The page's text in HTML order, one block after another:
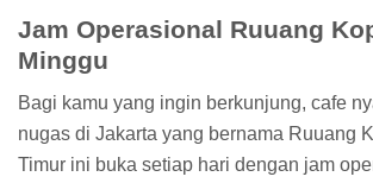
Jam Operasional Ruuang
Minggu
Bagi kamu yang ingin berkunjung, cafe
nugas di Jakarta yang bernama Ruuang
Timur ini buka setiap hari dengan jam